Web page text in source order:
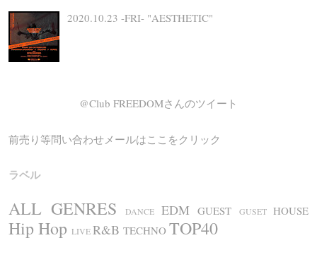
2020.10.23 -FRI- "AESTHETIC"
@Club FREEDOMさんのツイート
前売り等問い合わせメールはここをクリック
ラベル
ALL GENRES DANCE EDM GUEST GUSET HOUSE
Hip Hop LIVER&B TECHNO TOP40